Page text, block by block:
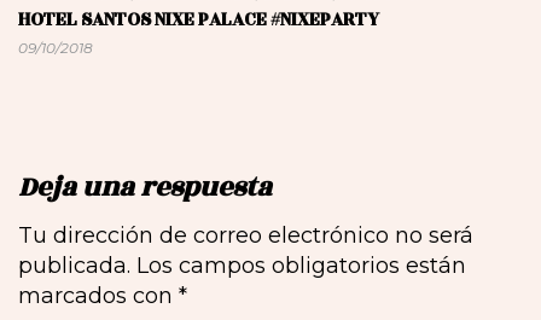
HOTEL SANTOS NIXE PALACE #NIXEPARTY
09/10/2018
Deja una respuesta
Tu dirección de correo electrónico no será
publicada. Los campos obligatorios están
marcados con *